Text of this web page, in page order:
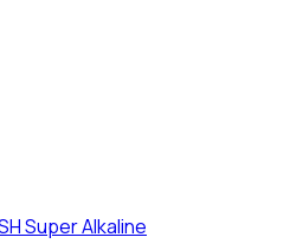
Super Alkaline